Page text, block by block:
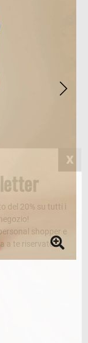
del 20% su tutti i
shopper e
a te riservate.